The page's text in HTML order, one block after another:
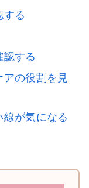
する
認する
の役割を見
が気になる